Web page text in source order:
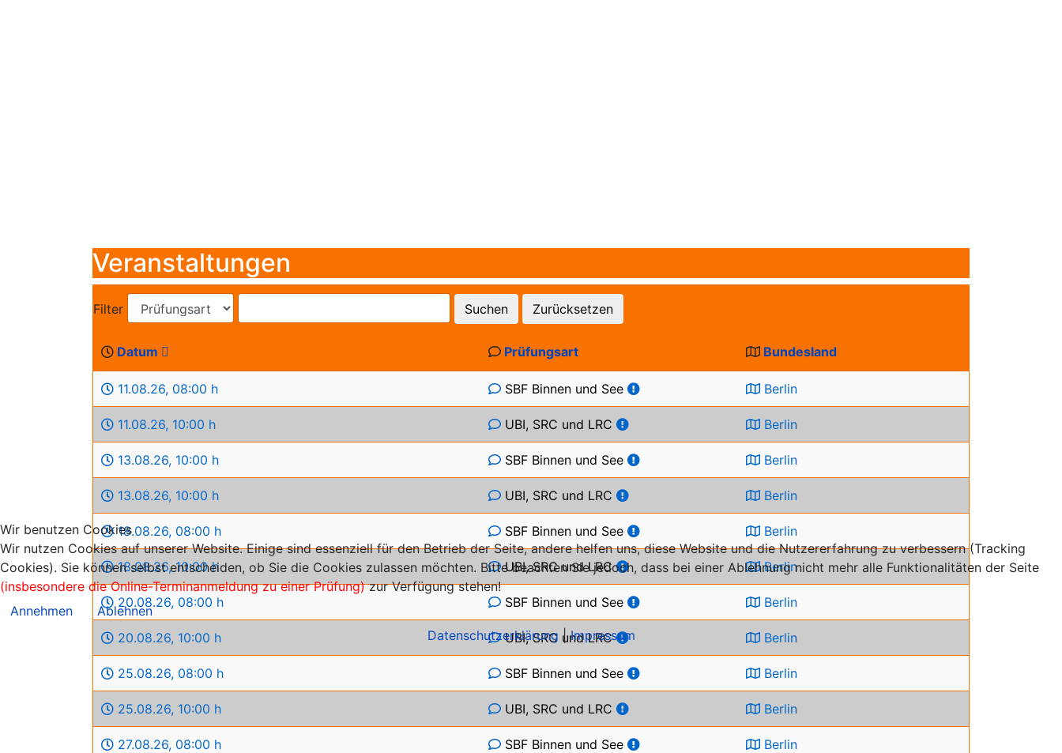
Veranstaltungen
Filter Suchen Zurücksetzen
Datum Prüfungsart Bundesland
11.08.26, 08:00 h SBF Binnen und See Berlin
11.08.26, 10:00 h UBI, SRC und LRC Berlin
13.08.26, 10:00 h SBF Binnen und See Berlin
13.08.26, 10:00 h UBI, SRC und LRC Berlin
18.08.26, 08:00 h SBF Binnen und See Berlin
18.08.26,10:00 h UBI, SRC und LRC Berlin
20.08.26, 08:00 h SBF Binnen und See Berlin
20.08.26, 10:00 h UBI, SRC und LRC Berlin
25.08.26, 08:00 h SBF Binnen und See Berlin
25.08.26, 10:00 h UBI, SRC und LRC Berlin
27.08.26, 08:00 h SBF Binnen und See Berlin
Wir benutzen Cookies
Wir nutzen Cookies auf unserer Website. Einige sind essenziell für den Betrieb der Seite, andere helfen uns, diese Website und die Nutzererfahrung zu verbessern (Tracking
Cookies). Sie können selbst entscheiden, ob Sie die Cookies zulassen möchten. Bitte beachten Sie jedoch, dass bei einer Ablehnung nicht mehr alle Funktionalitäten der Seite
(insbesondere die Online-Terminanmeldung zu einer Prüfung)zur Verfügung stehen!
Annehmen
Ablehnen
Datenschutzerklärung |Impressum